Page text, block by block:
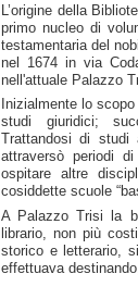
L’origine della
primo nucleo di
testamentaria del
nel 1674 in via
nell'attuale Palazzo
Inizialmente lo
studi giuridici;
Trattandosi di studi
attraversò periodi
ospitare altre
cosiddette scuole
A Palazzo Trisi la
librario, non più
storico e letterario,
effettuava